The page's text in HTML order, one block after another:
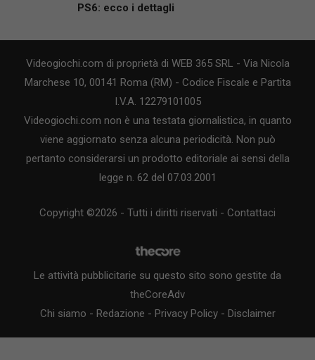
PS6: ecco i dettagli
Videogiochi.com di proprietà di WEB 365 SRL - Via Nicola
Marchese 10, 00141 Roma (RM) - Codice Fiscale e Partita
I.V.A. 12279101005
Videogiochi.com non è una testata giornalistica, in quanto
viene aggiornato senza alcuna periodicità. Non può
pertanto considerarsi un prodotto editoriale ai sensi della
legge n. 62 del 07.03.2001
Copyright ©2026 - Tutti i diritti riservati - Contattaci
Le attività pubblicitarie su questo sito sono gestite da
theCoreAdv
Chi siamo - Redazione - Privacy Policy- Disclaimer